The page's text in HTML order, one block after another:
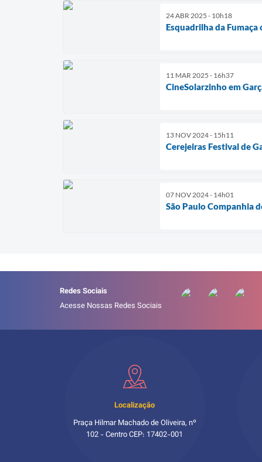
24 ABR 2025 - 10h18
Esquadrilha da
11 MAR 2025 - 16h37
CineSolarzinho em
13 NOV 2024 - 15h11
Cerejeiras Festival de
07 NOV 2024 - 14h01
São Paulo Companhia
Redes Sociais
Acesse Nossas Redes Sociais
Localização
Praça Hilmar Machado de Oliveira, nº
102 - Centro CEP: 17402-001